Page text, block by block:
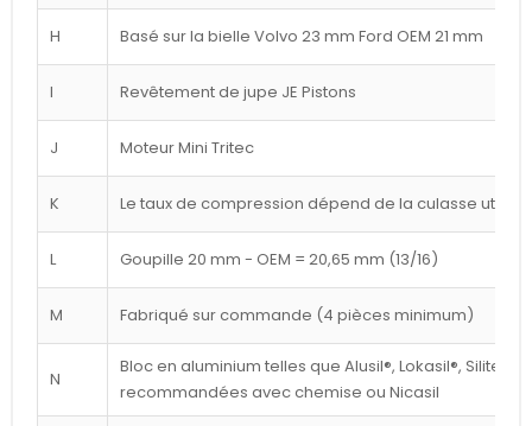
H Basé sur la bielle Volvo 23 mm Ford OEM 21 mm
I Revêtement de jupe JE Pistons
J Moteur Mini Tritec
K Le taux de compression dépend de la culasse
L Goupille 20 mm - OEM = 20,65 mm (13/16)
M Fabriqué sur commande (4 pièces minimum)
N
Bloc en aluminium telles que Alusil®, Lokasil®, Silitec®,
recommandées avec chemise ou Nicasil